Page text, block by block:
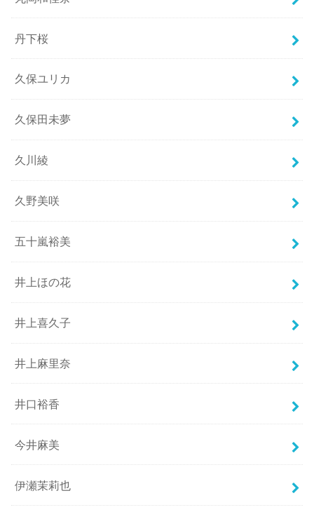
丹下桜
久保ユリカ
久保田未夢
久川綾
久野美咲
五十嵐裕美
井上ほの花
井上喜久子
井上麻里奈
井口裕香
今井麻美
伊瀬茉莉也